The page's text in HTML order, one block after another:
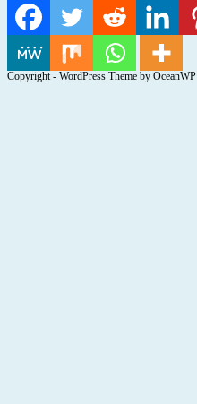
Copyright - WordPress Theme by OceanWP